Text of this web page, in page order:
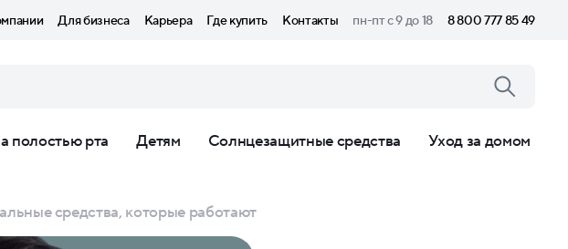
Для бизнеса Карьера Где купить Контакты пн-пт с 9 до 18 8 800 777 85 49
полостью рта Детям Солнцезащитные средства Уход за домом
средства, которые работают